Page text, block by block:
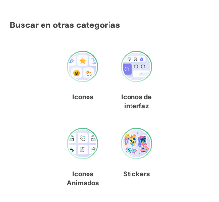
Buscar en otras categorías
Iconos
Iconos de
interfaz
Iconos
Animados
Stickers